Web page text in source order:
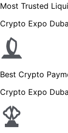
Most Trusted
Crypto Expo
Best Crypto
Crypto Expo